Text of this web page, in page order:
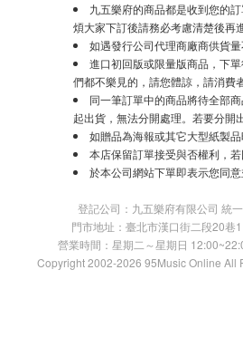
九五樂府的商品都是收到您的
煩大家下訂後請務必考慮清楚後再
如遇發行公司代理商廠商供貨
進口初回版或限量版商品，下
們都不樂見的，請您體諒，請消費
同一筆訂單中的商品將待全部
起出貨，無法分開處理。若要分開
如贈品為海報或其它大型紙製
本店保留訂單接受與否權利，
於本公司網站下單即表示您同
登記公司：九五樂府有限公司 統
門市地址：臺北市漢口街二段20
營業時間：星期二～星期日
Copyright 2002-2026 95Music Online All